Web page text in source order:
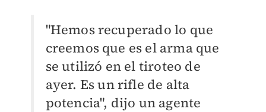
"Hemos recuperado lo que
creemos que es el arma que
se utilizó en el tiroteo de
ayer. Es un rifle de alta
potencia", dijo un agente